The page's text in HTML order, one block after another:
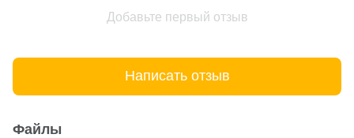
Добавьте первый отзыв
Написать отзыв
Файлы